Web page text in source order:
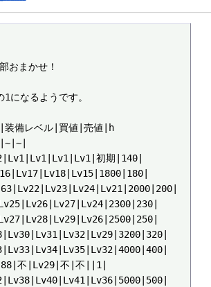
おまかせ！
になるようです。
備レベル|買値|売値|h
初期|140|
|63|Lv22|Lv23|Lv24|Lv21|2000|200|
|88|不|Lv29|不|不||1|